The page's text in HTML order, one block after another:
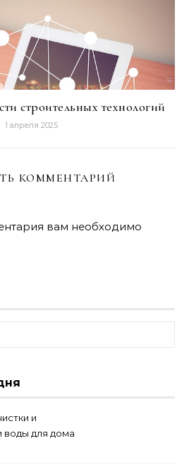
строительных технологий
1 апреля 2025
КОММЕНТАРИЙ
вам необходимо
и
воды для дома